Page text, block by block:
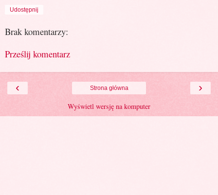
Udostępnij
Brak komentarzy:
Prześlij komentarz
‹ ›
Strona główna
Wyświetl wersję na komputer